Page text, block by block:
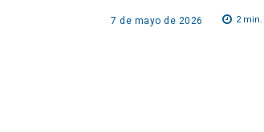
7 de mayo de 2026 2min.